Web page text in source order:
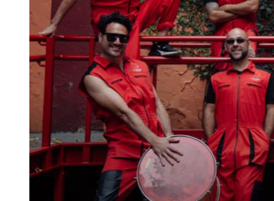
Segurança
Cultura
Meio Ambiente
Obras
Educação
Bairros de Barueri
Selecione sua região Para notícias da sua região
Aldeia da Serra Aldeia de BarueriAlphavilleBairro
JubranBelvalBethavilleBoa
CalifórniaCarapicuíbaCentroChácaras MarcoCidades da
Cruz PretaEngenho NovoFazenda
MilitarItapevi Jandira Jardim AudirJardim Belval
Jardim dos Camargos
Jardim
Jardim Graziela Jardim Iracema Jardim ItaquitiJardim